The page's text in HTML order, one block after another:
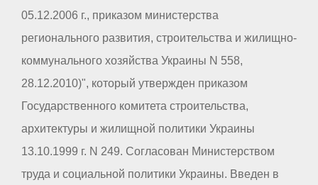
05.12.2006 г., приказом министерства
регионального развития, строительства и жилищно-
коммунального хозяйства Украины N 558,
28.12.2010)", который утвержден приказом
Государственного комитета строительства,
архитектуры и жилищной политики Украины
13.10.1999 г. N 249. Согласован Министерством
труда и социальной политики Украины. Введен в